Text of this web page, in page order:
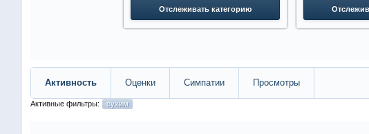
Отслеживать категорию
Активность Оценки Симпатии Просмотры
Активные фильтры: сухим